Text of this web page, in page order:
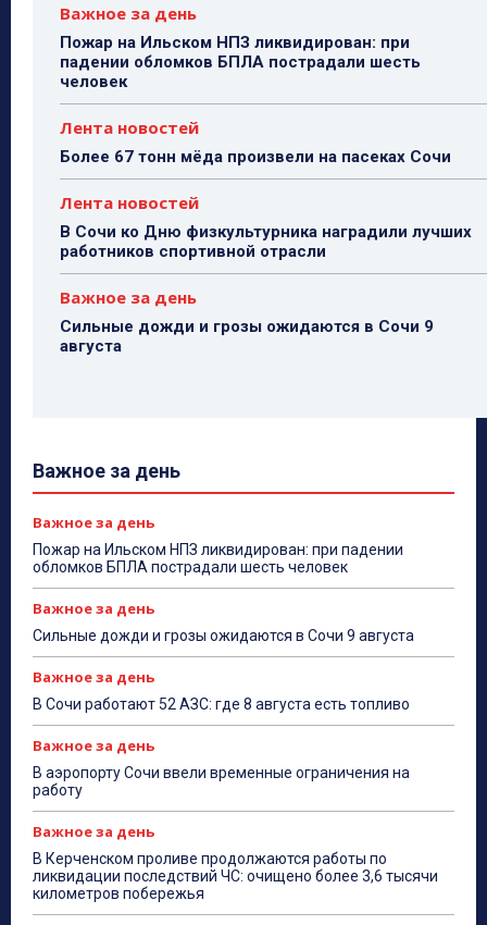
Важное за день
Пожар на Ильском НПЗ ликвидирован: при
падении обломков БПЛА пострадали шесть
человек
Лента новостей
Более 67 тонн мёда произвели на пасеках Сочи
Лента новостей
В Сочи ко Дню физкультурника наградили лучших
работников спортивной отрасли
Важное за день
Сильные дожди и грозы ожидаются в Сочи 9
августа
Важное за день
Важное за день
Пожар на Ильском НПЗ ликвидирован: при падении
обломков БПЛА пострадали шесть человек
Важное за день
Сильные дожди и грозы ожидаются в Сочи 9 августа
Важное за день
В Сочи работают 52 АЗС: где 8 августа есть топливо
Важное за день
В аэропорту Сочи ввели временные ограничения на
работу
Важное за день
В Керченском проливе продолжаются работы по
ликвидации последствий ЧС: очищено более 3,6 тысячи
километров побережья